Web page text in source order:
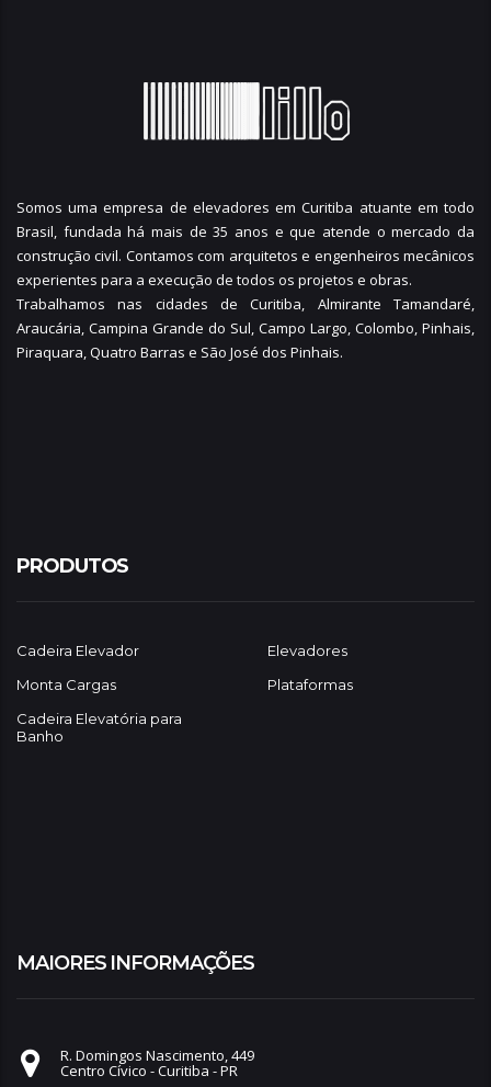
Somos uma empresa de elevadores em Curitiba atuante em todo
Brasil, fundada há mais de 35 anos e que atende o mercado da
construção civil. Contamos com arquitetos e engenheiros mecânicos
experientes para a execução de todos os projetos e obras.
Trabalhamos nas cidades de Curitiba, Almirante Tamandaré,
Araucária, Campina Grande do Sul, Campo Largo, Colombo, Pinhais,
Piraquara,Quatro Barras e São José dos Pinhais.
PRODUTOS
Cadeira Elevador
Elevadores
Monta Cargas
Plataformas
Cadeira Elevatória para
Banho
MAIORES INFORMAÇÕES
R. Domingos Nascimento, 449
Centro Cívico - Curitiba - PR